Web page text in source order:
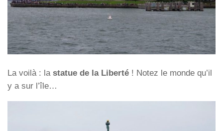
La voilà : la statue de la Liberté ! Notez le monde qu’il
y a sur l’île…